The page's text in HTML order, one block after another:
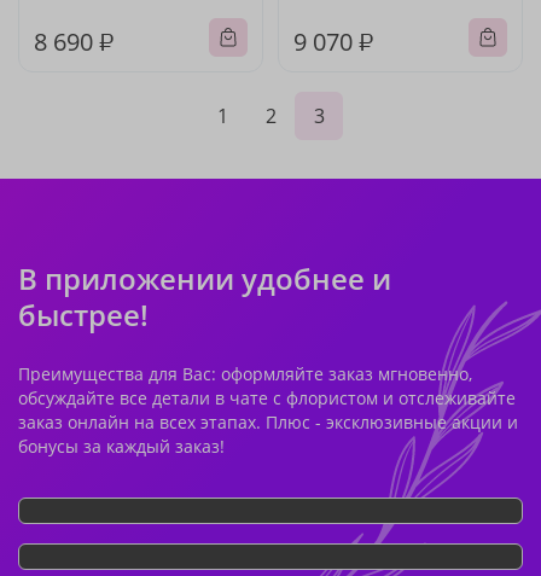
8 690 ₽ 9 070 ₽
1 2 3
В приложении удобнее и
быстрее!
Преимущества для Вас: оформляйте заказ мгновенно,
обсуждайте все детали в чате с флористом и отслеживайте
заказ онлайн на всех этапах. Плюс - эксклюзивные акции и
бонусы за каждый заказ!